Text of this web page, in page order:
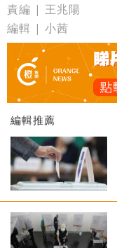
責編 | 王兆陽
編輯 | 小茜
編輯推薦